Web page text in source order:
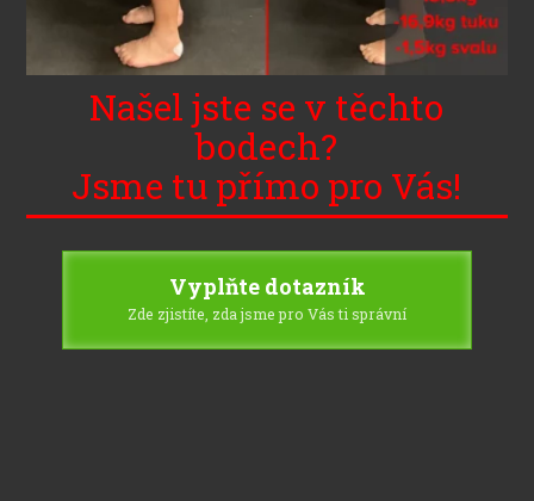
Našel jste se v těchto
bodech?
Jsme tu přímo pro Vás!
Vyplňte dotazník
Zde zjistíte, zda jsme pro Vás ti správní